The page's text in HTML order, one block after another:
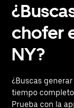
chofer
NY?
¿Buscas
tiempo
Prueba con la